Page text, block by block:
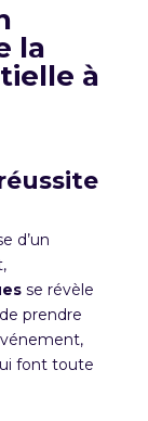
la
à
d’un
se révèle
prendre
font toute